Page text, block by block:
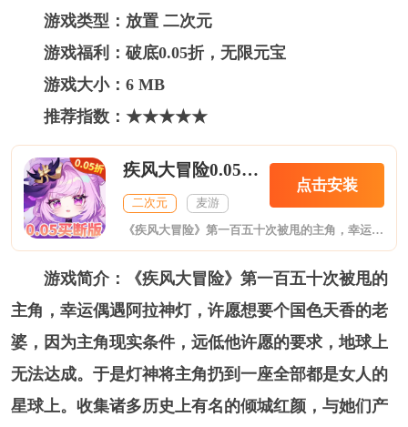
游戏类型：放置 二次元
游戏福利：破底0.05折，无限元宝
游戏大小：6 MB
推荐指数：★★★★★
疾风大冒险0.05买断版
二次元 麦游
点击安装
《疾风大冒险》第一百五十次被甩的主角，幸运偶遇阿拉神灯，许愿想要个国色天香的老婆，因为主角现实条件，远低他许愿的要求，地球上无法达成。于是灯神将主角扔到一座全部都是女人的星球上。收集诸多历史上有名的倾城红颜，与她们产生的爱恨纠葛的故事。整体美术风格，明亮干净，角色形象清新可爱。养成系统多样，每个系统都有一定的深度，同时系统的包装和游戏背景完美融合，给人身临其境之感。玩法多样，融趣味性和可玩性于一体。其中跨服部落战、部落争霸、天下第一等大型玩法，惊险刺激。
游戏简介：《疾风大冒险》第一百五十次被甩的
主角，幸运偶遇阿拉神灯，许愿想要个国色天香的老
婆，因为主角现实条件，远低他许愿的要求，地球上
无法达成。于是灯神将主角扔到一座全部都是女人的
星球上。收集诸多历史上有名的倾城红颜，与她们产